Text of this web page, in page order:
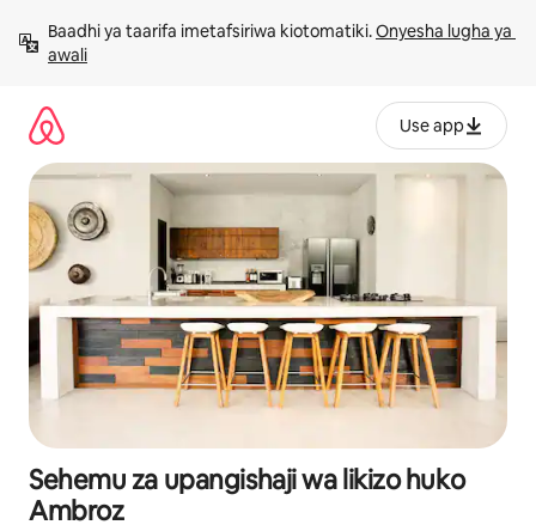
kwenda
kwenye
Baadhi ya taarifa imetafsiriwa kiotomatiki. Onyesha lugha ya
awali
Use app
Sehemu za upangishaji wa likizo huko
Ambroz